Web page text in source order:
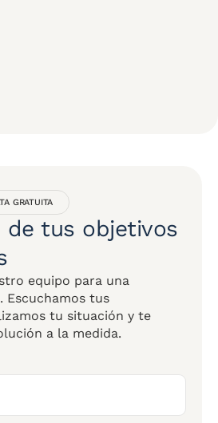
GRATUITA
de tus objetivos
equipo para una
Escuchamos tus
tu situación y te
a la medida.